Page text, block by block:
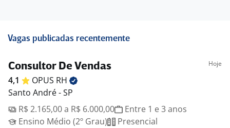
Vagas publicadas recentemente
Consultor De Vendas Hoje
4,1 OPUS RH
Santo André - SP
R$ 2.165,00 a R$ 6.000,00
Entre 1 e 3 anos
Ensino Médio (2º Grau)
Presencial